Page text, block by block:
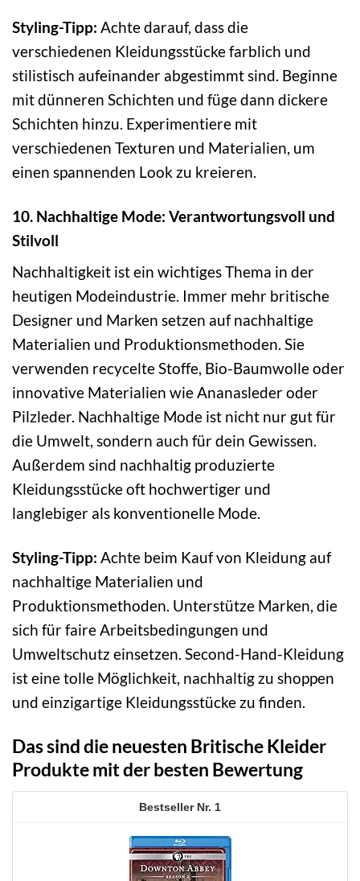
Styling-Tipp: Achte darauf, dass die
verschiedenen Kleidungsstücke farblich und
stilistisch aufeinander abgestimmt sind. Beginne
mit dünneren Schichten und füge dann dickere
Schichten hinzu. Experimentiere mit
verschiedenen Texturen und Materialien, um
einen spannenden Look zu kreieren.
10. Nachhaltige Mode: Verantwortungsvoll und
Stilvoll
Nachhaltigkeit ist ein wichtiges Thema in der
heutigen Modeindustrie. Immer mehr britische
Designer und Marken setzen auf nachhaltige
Materialien und Produktionsmethoden. Sie
verwenden recycelte Stoffe, Bio-Baumwolle oder
innovative Materialien wie Ananasleder oder
Pilzleder. Nachhaltige Mode ist nicht nur gut für
die Umwelt, sondern auch für dein Gewissen.
Außerdem sind nachhaltig produzierte
Kleidungsstücke oft hochwertiger und
langlebiger als konventionelle Mode.
Styling-Tipp: Achte beim Kauf von Kleidung auf
nachhaltige Materialien und
Produktionsmethoden. Unterstütze Marken, die
sich für faire Arbeitsbedingungen und
Umweltschutz einsetzen. Second-Hand-Kleidung
ist eine tolle Möglichkeit, nachhaltig zu shoppen
und einzigartige Kleidungsstücke zu finden.
Das sind die neuesten Britische Kleider
Produkte mit der besten Bewertung
1